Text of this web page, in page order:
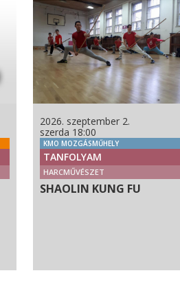
2026. szeptember 2.
szerda 18:00
KMO MOZGÁSMŰHELY
TANFOLYAM
HARCMŰVÉSZET
SHAOLIN KUNG FU